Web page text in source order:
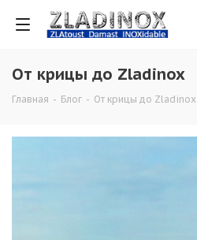
От крицы до Zladinox
Главная - Блог - От крицы до Zladinox